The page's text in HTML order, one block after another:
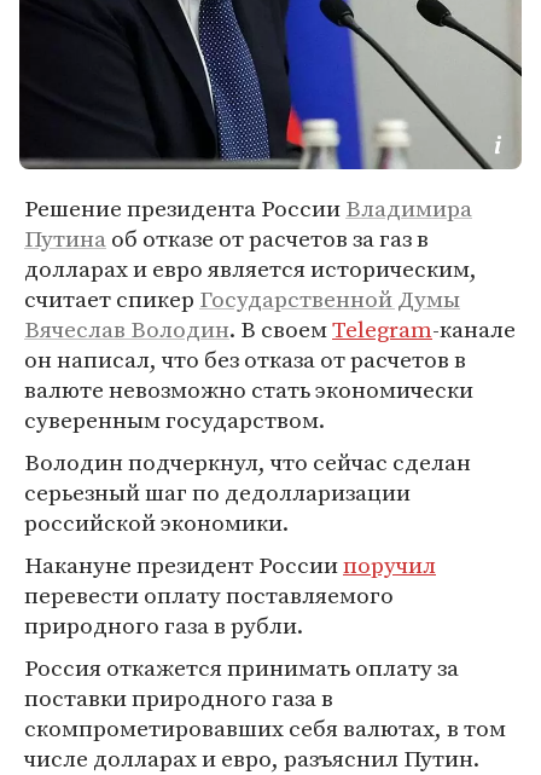
Решение президента РоссииВладимира
Путинаоб отказе от расчетов за газ в
долларах и евро является историческим,
считает спикер Государственной Думы
Вячеслав Володин. В своемTelegram-канале
он написал, что без отказа от расчетов в
валюте невозможно стать экономически
суверенным государством.
Володин подчеркнул, что сейчас сделан
серьезный шаг по дедолларизации
российской экономики.
Накануне президент Россиипоручил
перевести оплату поставляемого
природного газа в рубли.
Россия откажется принимать оплату за
поставки природного газа в
скомпрометировавших себя валютах, в том
числе долларах и евро, разъяснил Путин.